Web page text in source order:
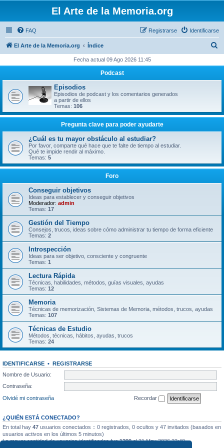
El Arte de la Memoria.org
FAQ Identificarse
Registrarse
El Arte de la Memoria.org Índice
c
Fecha actual 09 Ago 2026 11:45
Podcast
Episodios
Episodios de podcast y los comentarios generados
a partir de ellos
Temas: 106
Pregunta clave para poder ayudarte
¿Cuál es tu mayor obstáculo al estudiar?
Por favor, comparte qué hace que te falte de tiempo al estudiar.
Qué te impide rendir al máximo.
Temas: 5
Foro
Conseguir objetivos
Ideas para establecer y conseguir objetivos
Moderador: admin
Temas: 17
Gestión del Tiempo
Consejos, trucos, ideas sobre cómo administrar tu tiempo de forma eficiente
Temas: 2
Introspección
Ideas para ser objetivo, consciente y congruente
Temas: 1
Lectura Rápida
Técnicas, habilidades, métodos, guías visuales, ayudas
Temas: 12
Memoria
Técnicas de memorización, Sistemas de Memoria, métodos, trucos, ayudas
Temas: 107
Técnicas de Estudio
Métodos, técnicas, hábitos, ayudas, trucos
Temas: 24
IDENTIFICARSE • REGISTRARSE
Nombre de Usuario:
Contraseña:
Olvidé mi contraseña
Recordar
¿QUIÉN ESTÁ CONECTADO?
En total hay 47 usuarios conectados :: 0 registrados, 0 ocultos y 47 invitados (basados en
usuarios activos en los últimos 5 minutos)
La mayor cantidad de usuarios identificados fue1299el 31 May 2026 22:40